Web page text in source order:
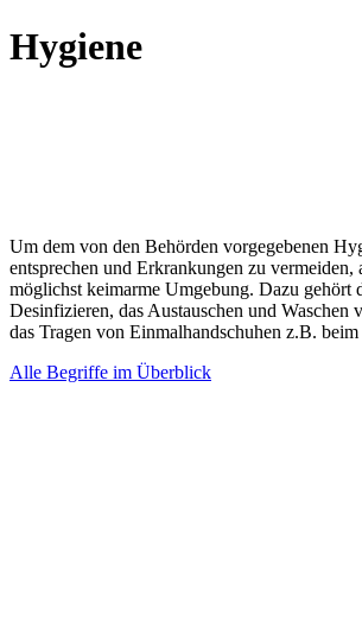
Hygiene
Um dem von den Behörden vorgegebenen
entsprechen und Erkrankungen zu vermeiden,
möglichst keimarme Umgebung. Dazu gehört
Desinfizieren, das Austauschen und Waschen
das Tragen von Einmalhandschuhen z.B.
Alle Begriffe im Überblick